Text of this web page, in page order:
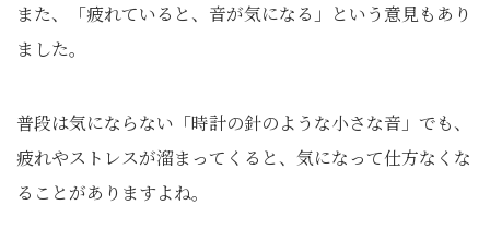
また、「疲れていると、音が気になる」という意見もあり
ました。
普段は気にならない「時計の針のような小さな音」でも、
疲れやストレスが溜まってくると、気になって仕方なくな
ることがありますよね。